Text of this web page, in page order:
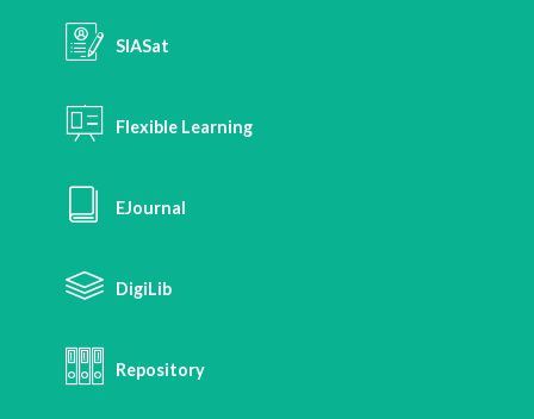
SIASat
Flexible Learning
EJournal
DigiLib
Repository